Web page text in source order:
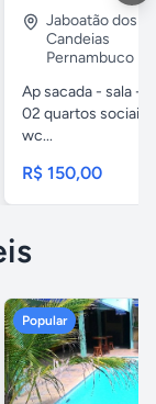
Jaboatão dos
Candeias
Pernambuco
Ap sacada - sala -
02 quartos
wc...
R$ 150,00
Popular